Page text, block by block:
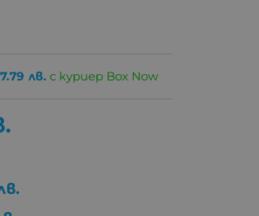
лв. с куриер Box Now